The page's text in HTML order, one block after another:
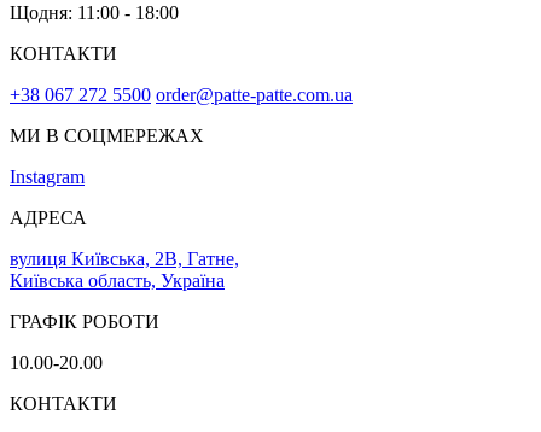
Щодня: 11:00 - 18:00
КОНТАКТИ
+38 067 272 5500 order@patte-patte.com.ua
МИ В СОЦМЕРЕЖАХ
Instagram
АДРЕСА
вулиця Київська, 2В, Гатне,
Київська область, Україна
ГРАФІК РОБОТИ
10.00-20.00
КОНТАКТИ